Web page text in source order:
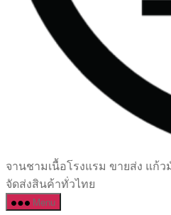
เซรามิค
ครบ
ครัน
จานชามเนื้อโรงแรม ขายส่ง แก้
จัดส่งสินค้าทั่วไทย
Menu